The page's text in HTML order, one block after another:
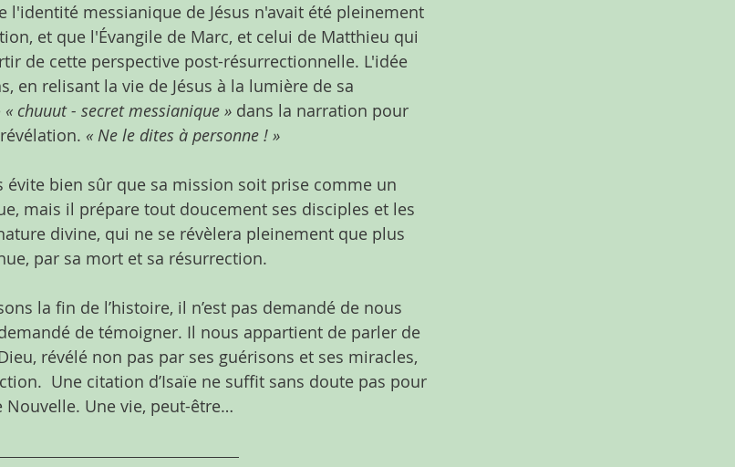
messianique de Jésus n'avait été pleinement
et que l'Évangile de Marc, et celui de Matthieu qui
de cette perspective post-résurrectionnelle. L'idée
en relisant la vie de Jésus à la lumière de sa
« chuuut - secret messianique » dans la narration pour
« Ne le dites à personne ! »
évite bien sûr que sa mission soit prise comme un
mais il prépare tout doucement ses disciples et les
divine, qui ne se révèlera pleinement que plus
par sa mort et sa résurrection.
la fin de l’histoire, il n’est pas demandé de nous
de témoigner. Il nous appartient de parler de
révélé non pas par ses guérisons et ses miracles,
Une citation d’Isaïe ne suffit sans doute pas pour
Une vie, peut-être…